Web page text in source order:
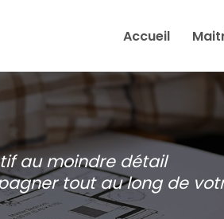
Accueil
au moindre détail
tout au long de